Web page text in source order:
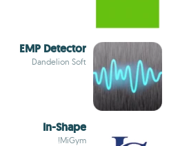
EMP Detector
Dandelion Soft
In-Shape
MiGym!